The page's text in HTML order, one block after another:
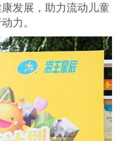
发展，助力流动儿童
力。